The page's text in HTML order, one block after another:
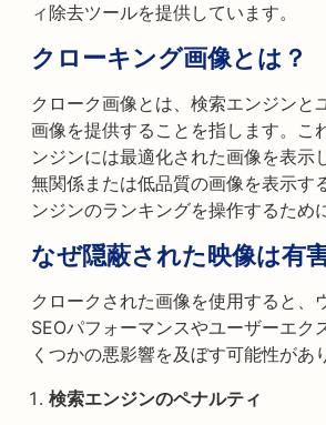
ィ除去ツールを提供しています。
クローキング画像とは？
クローク画像とは、検索エンジンと
画像を提供することを指します。こ
ンジンには最適化された画像を表示
無関係または低品質の画像を表示す
ンジンのランキングを操作するため
なぜ隠蔽された映像は有
クロークされた画像を使用すると、
SEOパフォーマンスやユーザーエク
くつかの悪影響を及ぼす可能性があ
検索エンジンのペナルティ